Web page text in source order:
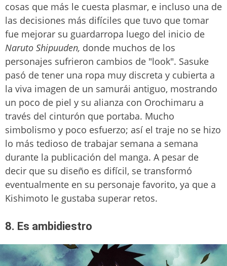
cosas que más le cuesta plasmar, e incluso una de
las decisiones más difíciles que tuvo que tomar
fue mejorar su guardarropa luego del inicio de
Naruto Shipuuden, donde muchos de los
personajes sufrieron cambios de "look". Sasuke
pasó de tener una ropa muy discreta y cubierta a
la viva imagen de un samurái antiguo, mostrando
un poco de piel y su alianza con Orochimaru a
través del cinturón que portaba. Mucho
simbolismo y poco esfuerzo; así el traje no se hizo
lo más tedioso de trabajar semana a semana
durante la publicación del manga. A pesar de
decir que su diseño es difícil, se transformó
eventualmente en su personaje favorito, ya que a
Kishimoto le gustaba superar retos.
8. Es ambidiestro